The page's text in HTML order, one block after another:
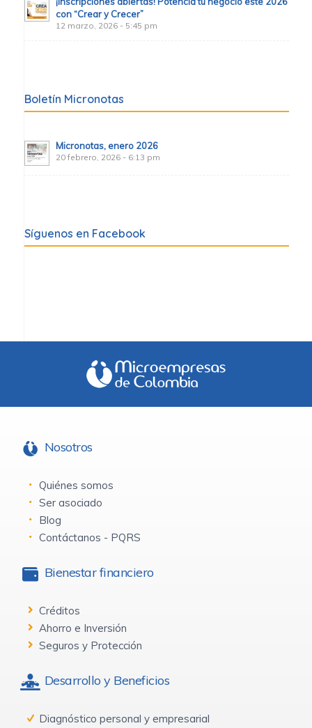
con “Crear y Crecer”
12 marzo, 2026 - 5:45 pm
Boletín Micronotas
Micronotas, enero 2026
20 febrero, 2026 - 6:13 pm
Síguenos en Facebook
Nosotros
Quiénes somos
Ser asociado
Blog
Contáctanos - PQRS
Bienestar financiero
Créditos
Ahorro e Inversión
Seguros y Protección
Desarrollo y Beneficios
Diagnóstico personal y empresarial